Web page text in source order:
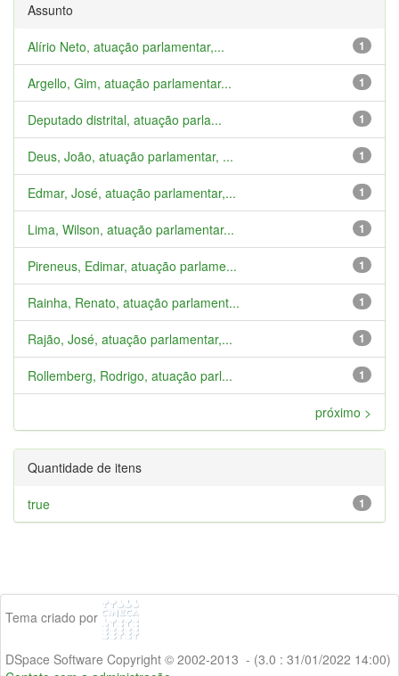
Assunto
1
Alírio Neto, atuação parlamentar,...
1
Argello, Gim, atuação parlamentar...
1
Deputado distrital, atuação parla...
1
Deus, João, atuação parlamentar, ...
1
Edmar, José, atuação parlamentar,...
1
Lima, Wilson, atuação parlamentar...
1
Pireneus, Edimar, atuação parlame...
1
Rainha, Renato, atuação parlament...
1
Rajão, José, atuação parlamentar,...
1
Rollemberg, Rodrigo, atuação parl...
próximo >
Quantidade de itens
1
true
Tema criado por
DSpace Software Copyright © 2002-2013 - (3.0 : 31/01/2022 14:00)